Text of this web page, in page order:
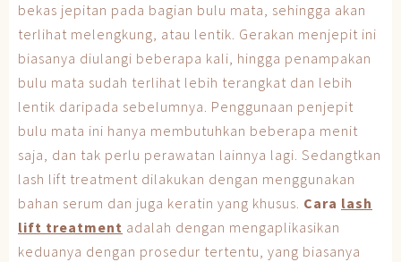
bekas jepitan pada bagian bulu mata, sehingga akan
terlihat melengkung, atau lentik. Gerakan menjepit ini
biasanya diulangi beberapa kali, hingga penampakan
bulu mata sudah terlihat lebih terangkat dan lebih
lentik daripada sebelumnya. Penggunaan penjepit
bulu mata ini hanya membutuhkan beberapa menit
saja, dan tak perlu perawatan lainnya lagi. Sedangtkan
lash lift treatment dilakukan dengan menggunakan
bahan serum dan juga keratin yang khusus. Cara lash
lift treatment adalah dengan mengaplikasikan
keduanya dengan prosedur tertentu, yang biasanya